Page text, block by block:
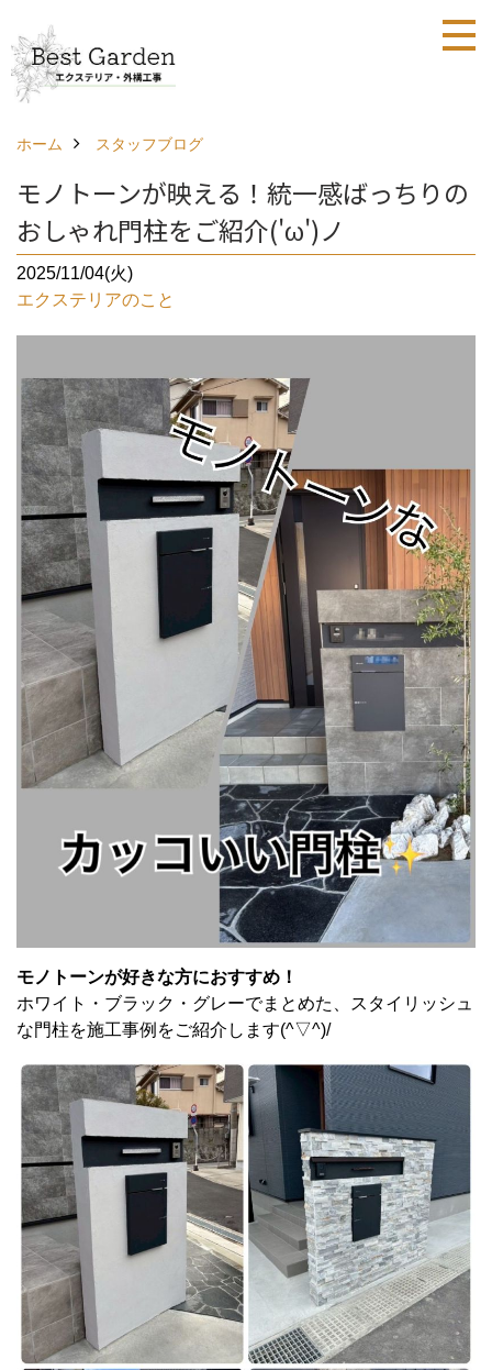
ホーム スタッフブログ
モノトーンが映える！統一感ばっちりの
おしゃれ門柱をご紹介('ω')ノ
2025/11/04(火)
エクステリアのこと
モノトーンが好きな方におすすめ！
ホワイト・ブラック・グレーでまとめた、スタイリッシュ
な門柱を施工事例をご紹介します(^▽^)/